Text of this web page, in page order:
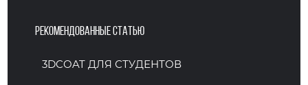
Рекомендованные статью
3DCOAT ДЛЯ СТУДЕНТОВ